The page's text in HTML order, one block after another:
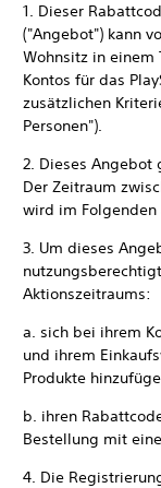
1. Dieser
("Angebot") kann
Wohnsitz in einem
Kontos für das
zusätzlichen
Personen").
2. Dieses
Der Zeitraum
wird im
3. Um dieses
Aktionszeitraums:
a. sich bei ihrem
und ihrem
Produkte
b. ihren
Bestellung mit
4. Die